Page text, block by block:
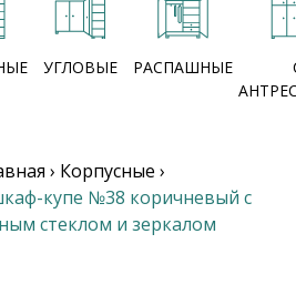
УГЛОВЫЕ РАСПАШНЫЕ
› Корпусные ›
купе №38 коричневый с
стеклом и зеркалом